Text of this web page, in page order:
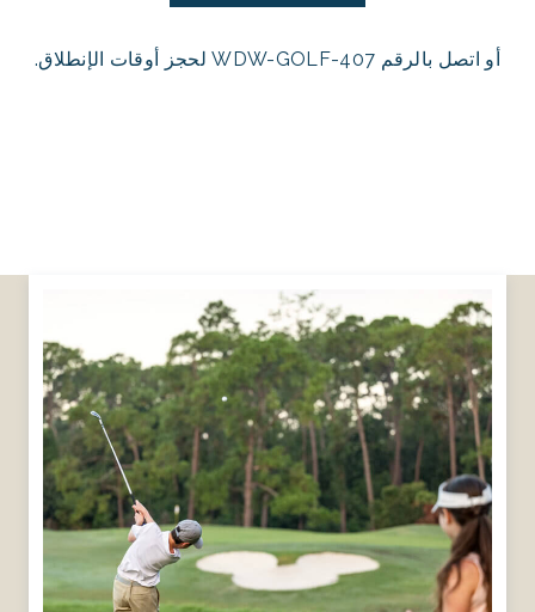
أو اتصل بالرقم 407-WDW-GOLF لحجز أوقات الإنطلاق.